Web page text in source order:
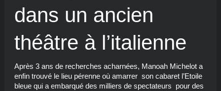
dans un ancien
théâtre à l’italienne
Après 3 ans de recherches acharnées, Manoah Michelot a
enfin trouvé le lieu pérenne où amarrer son cabaret l’Etoile
bleue qui a embarqué des milliers de spectateurs pour des